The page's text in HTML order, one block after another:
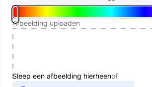
Afbeelding uploaden
Sleep een afbeelding hierheenof